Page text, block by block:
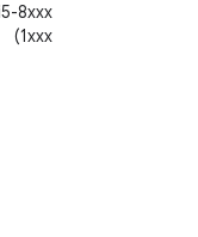
1xxx)